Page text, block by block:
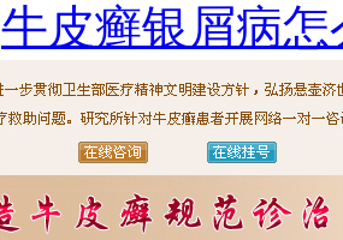
牛皮癣银屑病